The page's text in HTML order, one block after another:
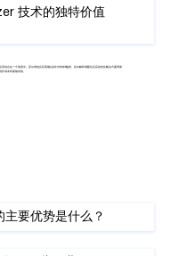
技术的独特价值
结合在一个装置中。苏尔寿的反应蒸馏以其针对特种酯类、其水解和缩醛化反应的优化解决方案而闻
成本和废物排放。
要优势是什么？